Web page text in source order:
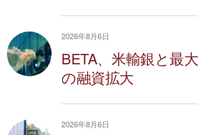
2026年8月6日
BETA、米輸銀と最
の融資拡大
2026年8月6日